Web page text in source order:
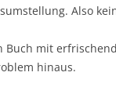
Also
Buch mit
hinaus.